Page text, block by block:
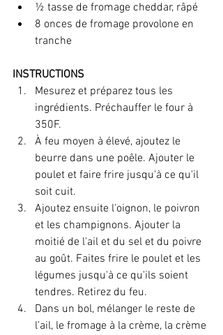
½ tasse de fromage cheddar, râpé
8 onces de fromage provolone en
tranche
INSTRUCTIONS
Mesurez et préparez tous les
ingrédients. Préchauffer le four à
350F.
À feu moyen à élevé, ajoutez le
beurre dans une poêle. Ajouter le
poulet et faire frire jusqu'à ce qu'il
soit cuit.
Ajoutez ensuite l'oignon, le poivron
et les champignons. Ajouter la
moitié de l'ail et du sel et du poivre
au goût. Faites frire le poulet et les
légumes jusqu'à ce qu'ils soient
tendres. Retirez du feu.
Dans un bol, mélanger le reste de
l'ail, le fromage à la crème, la crème